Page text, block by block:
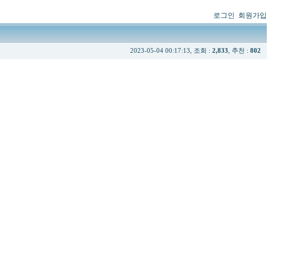
로그인 회원가입
2023-05-04 00:17:13, 조회 : 2,833 , 추천 : 802